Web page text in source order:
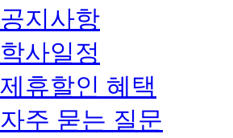
공지사항
학사일정
제휴할인 혜택
자주 묻는 질문